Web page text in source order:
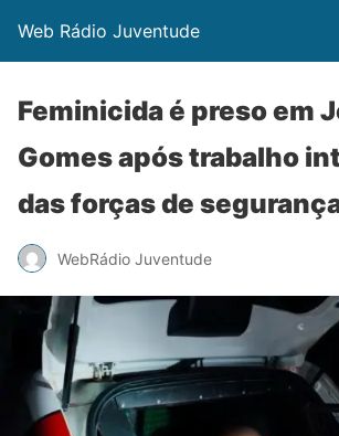
Web Rádio Juventude
Feminicida é preso em
Gomes após trabalho
das forças de
WebRádio Juventude